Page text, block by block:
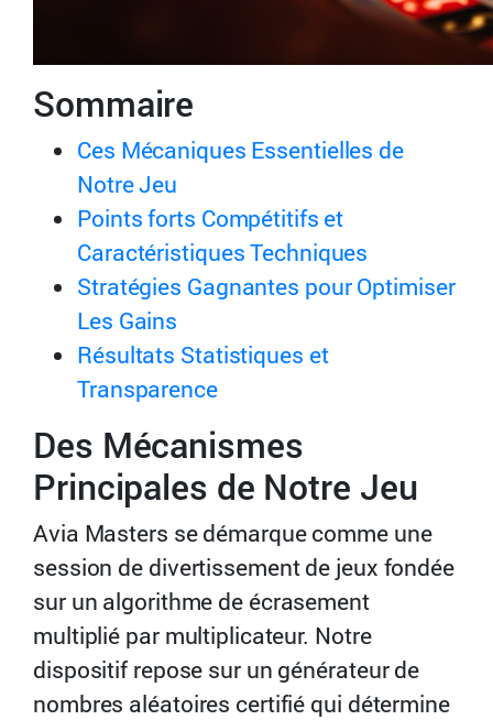
Sommaire
Ces Mécaniques Essentielles de
Notre Jeu
Points forts Compétitifs et
Caractéristiques Techniques
Stratégies Gagnantes pour Optimiser
Les Gains
Résultats Statistiques et
Transparence
Des Mécanismes
Principales de Notre Jeu
Avia Masters se démarque comme une
session de divertissement de jeux fondée
sur un algorithme de écrasement
multiplié par multiplicateur. Notre
dispositif repose sur un générateur de
nombres aléatoires certifié qui détermine